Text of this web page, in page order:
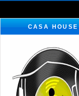
CASA HOUSE